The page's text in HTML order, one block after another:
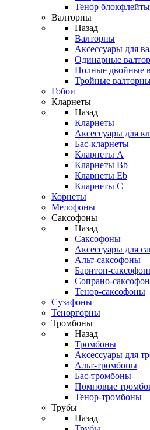
Тенор блокфлейты
Валторны
Назад
Валторны
Аксессуары для
Одинарные
Полные двойные
Тройные
Гобои
Кларнеты
Назад
Кларнеты
Аксессуары для
Бас-кларнеты
Кларнеты A
Кларнеты Bb
Кларнеты Eb
Кларнеты С
Корнеты
Мелофоны
Саксофоны
Назад
Саксофоны
Аксессуары для
Альт-саксофоны
Баритон-
Сопрано-
Тенор-саксофоны
Сузафоны
Теноргорны
Тромбоны
Назад
Тромбоны
Аксессуары для
Альт-тромбоны
Бас-тромбоны
Помповые
Тенор-тромбоны
Трубы
Назад